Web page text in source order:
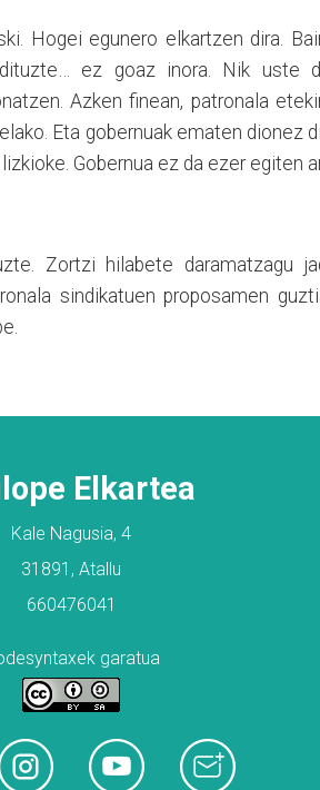
Hogei egunero elkartzen dira.
ez goaz inora. Nik uste
Azken finean, patronala
Eta gobernuak ematen dionez
Gobernua ez da ezer egiten
Zortzi hilabete daramatzagu
sindikatuen proposamen
Elkartea
Kale Nagusia, 4
31891, Atallu
660476041
garatua